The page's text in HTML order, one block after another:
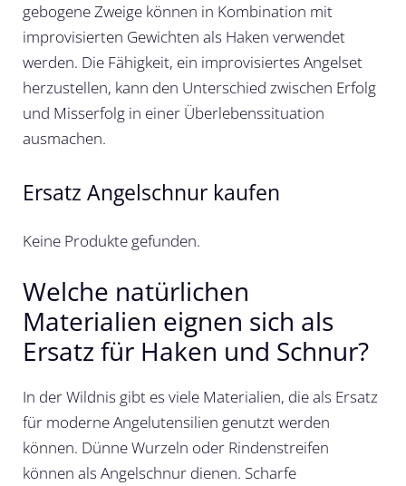
gebogene Zweige können in Kombination mit
improvisierten Gewichten als Haken verwendet
werden. Die Fähigkeit, ein improvisiertes Angelset
herzustellen, kann den Unterschied zwischen Erfolg
und Misserfolg in einer Überlebenssituation
ausmachen.
Ersatz Angelschnur kaufen
Keine Produkte gefunden.
Welche natürlichen
Materialien eignen sich als
Ersatz für Haken und Schnur?
In der Wildnis gibt es viele Materialien, die als Ersatz
für moderne Angelutensilien genutzt werden
können. Dünne Wurzeln oder Rindenstreifen
können als Angelschnur dienen. Scharfe